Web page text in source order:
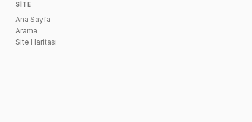
SITE
Ana Sayfa
Arama
Site Haritası